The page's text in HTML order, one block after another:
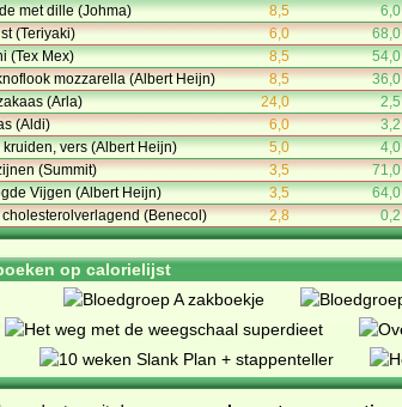
met dille (Johma)
8,5 6,0
(Teriyaki)
6,0 68,0
(Tex Mex)
8,5 54,0
mozzarella (Albert Heijn)
8,5 36,0
(Arla)
24,0 2,5
(Aldi)
6,0 3,2
vers (Albert Heijn)
5,0 4,0
(Summit)
3,5 71,0
Vijgen (Albert Heijn)
3,5 64,0
(Benecol)
2,8 0,2
op calorielijst